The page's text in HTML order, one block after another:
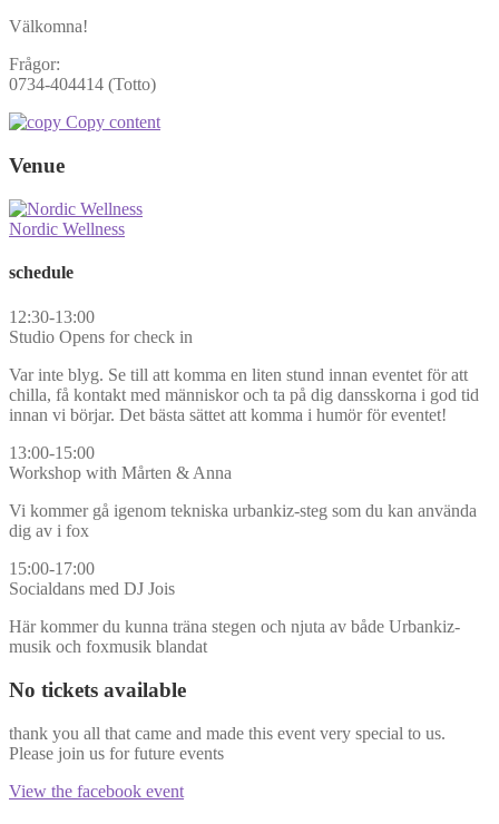
Välkomna!
Frågor:
0734-404414 (Totto)
Copy content
Venue
Nordic Wellness
schedule
12:30-13:00
Studio Opens for check in
Var inte blyg. Se till att komma en liten stund innan eventet för att
chilla, få kontakt med människor och ta på dig dansskorna i god tid
innan vi börjar. Det bästa sättet att komma i humör för eventet!
13:00-15:00
Workshop with Mårten & Anna
Vi kommer gå igenom tekniska urbankiz-steg som du kan använda
dig av i fox
15:00-17:00
Socialdans med DJ Jois
Här kommer du kunna träna stegen och njuta av både Urbankiz-
musik och foxmusik blandat
No tickets available
thank you all that came and made this event very special to us.
Please join us for future events
View the facebook event